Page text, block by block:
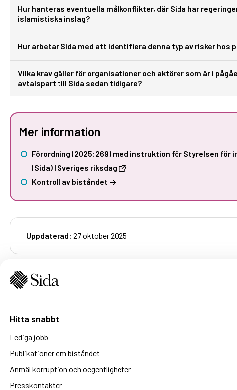
Hur hanteras eventuella målkonflikter, där Sida har
islamistiska inslag?
Hur arbetar Sida med att identifiera denna typ av risker
Vilka krav gäller för organisationer och aktörer som är i
avtalspart till Sida sedan tidigare?
Mer information
Förordning (2025:269) med instruktion för Styrelsen
(Sida) | Sveriges riksdag
Kontroll av biståndet
Uppdaterad: 27 oktober 2025
Hitta snabbt
Lediga jobb
Publikationer om biståndet
Anmäl korruption och oegentligheter
Presskontakter